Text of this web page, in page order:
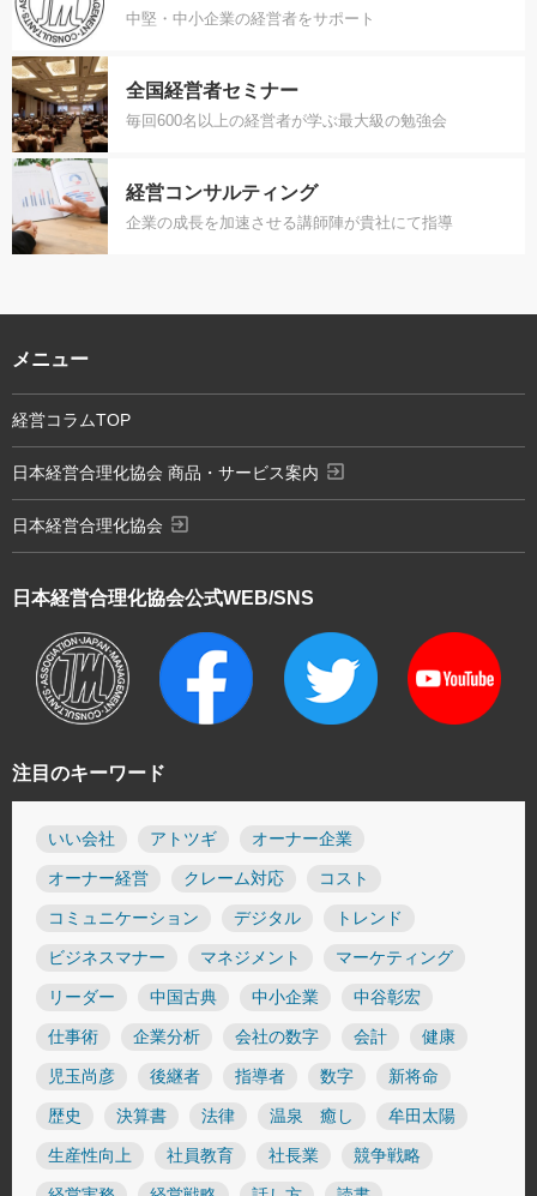
中堅・中小企業の経営者をサポート
全国経営者セミナー
毎回600名以上の経営者が学ぶ最大級の勉強会
経営コンサルティング
企業の成長を加速させる講師陣が貴社にて指導
注目のキーワード
いい会社 アトツギ オーナー企業
オーナー経営 クレーム対応 コスト
コミュニケーション デジタル トレンド
ビジネスマナー マネジメント マーケティング
リーダー 中国古典 中小企業 中谷彰宏
仕事術 企業分析 会社の数字 会計 健康
児玉尚彦 後継者 指導者 数字 新将命
歴史 決算書 法律 温泉 癒し 牟田太陽
生産性向上 社員教育 社長業 競争戦略
日本経営合理化協会公式WEB/SNS
メニュー
経営コラムTOP
日本経営合理化協会 商品・サービス案内 exit_to_app
日本経営合理化協会 exit_to_app